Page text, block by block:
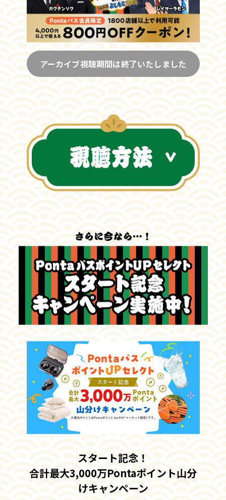
アーカイブ視聴期間は終了いたしました
au PAY マーケット
アプリを起動
こちらよりダウンロード！
ライブTVタブを選択
アプリ内上部のタブから
「ライブTV」をタップ。
スタート記念！
合計最大3,000万Pontaポイント山分
けキャンペーン